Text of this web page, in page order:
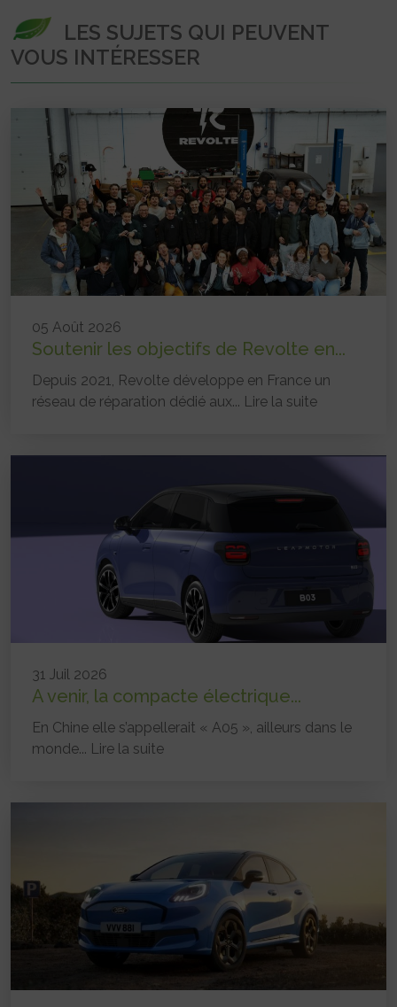
LES SUJETS QUI PEUVENT
VOUS INTÉRESSER
05 Août 2026
Soutenir les objectifs de Revolte en...
Depuis 2021, Revolte développe en France un
réseau de réparation dédié aux... Lire la suite
31 Juil 2026
A venir, la compacte électrique...
En Chine elle s’appellerait « A05 », ailleurs dans le
monde... Lire la suite